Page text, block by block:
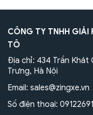
CÔNG TY TNHH GIẢI
TÔ
Địa chỉ: 434 Trần Khát
Trưng, Hà Nội
Email: sales@zingxe.vn
Số điện thoại: